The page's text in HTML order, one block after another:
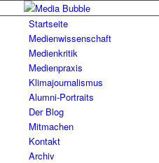
Startseite
Medienwissenschaft
Medienkritik
Medienpraxis
Klimajournalismus
Alumni-Portraits
Der Blog
Mitmachen
Kontakt
Archiv